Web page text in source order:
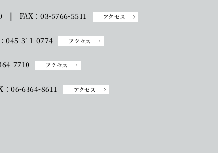
| FAX：03-5766-5511 アクセス
045-311-0774 アクセス
7710 アクセス
06-6364-8611 アクセス